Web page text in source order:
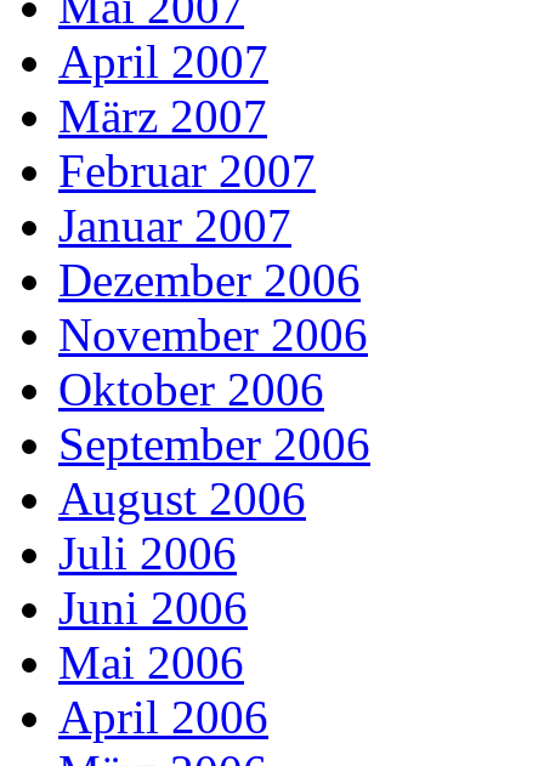
April 2007
März 2007
Februar 2007
Januar 2007
Dezember 2006
November 2006
Oktober 2006
September 2006
August 2006
Juli 2006
Juni 2006
Mai 2006
April 2006